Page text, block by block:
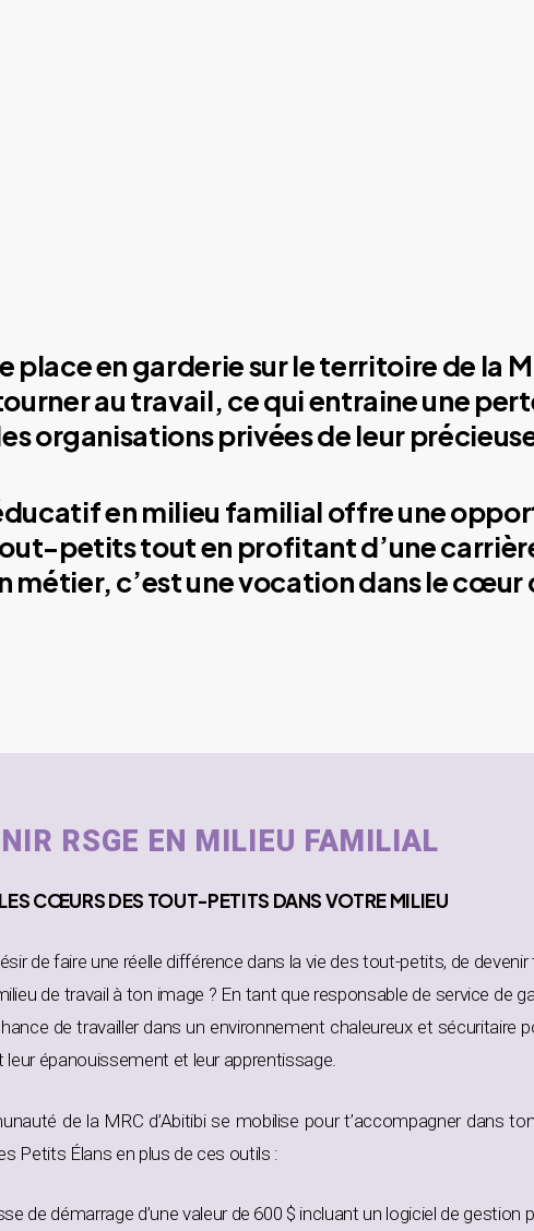
place en garderie sur le territoire de la
au travail, ce qui entraine une
organisations privées de leur
en milieu familial offre une
petits tout en profitant d’une
métier, c’est une vocation dans le
RSGE EN MILIEU FAMILIAL
LES CŒURS DES TOUT-PETITS DANSVOTRE MILIEU
de faire une réelle différence dans la vie des tout-petits, de
de travail à ton image ? En tant que responsable de service de
de travailler dans un environnement chaleureux et sécuritaire
leur épanouissement et leur apprentissage.
de la MRC d’Abitibi se mobilise pour t’accompagner dans
Petits Élans en plus de ces outils :
de démarrage d’une valeur de 600 $ incluant un logiciel de gestion